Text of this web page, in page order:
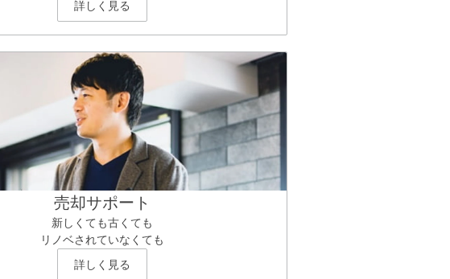
詳しく見る
売却サポート
新しくても古くても
リノベされていなくても
詳しく見る